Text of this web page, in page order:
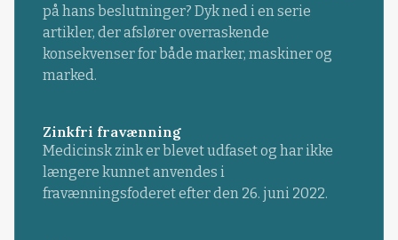
på hans beslutninger? Dyk ned i en serie
artikler, der afslører overraskende
konsekvenser for både marker, maskiner og
marked.
Zinkfri fravænning
Medicinsk zink er blevet udfaset og har ikke
længere kunnet anvendes i
fravænningsfoderet efter den 26. juni 2022.